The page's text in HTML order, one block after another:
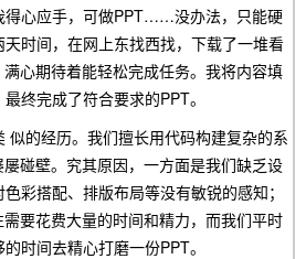
得心应手，可做PPT……没办法，只能硬
时间，在网上东找西找，下载了一堆看
心期待着能轻松完成任务。我将内容填
终完成了符合要求的PPT。
似的经历。我们擅长用代码构建复杂的系
碰壁。究其原因，一方面是我们缺乏设
彩搭配、排版布局等没有敏锐的感知；
要花费大量的时间和精力，而我们平时
时间去精心打磨一份PPT。